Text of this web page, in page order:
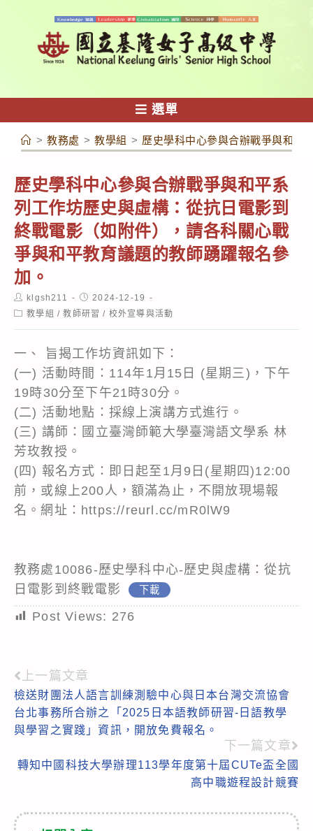
容
選單
> 教務處 > 教學組 > 歷史學科中心參與合辦戰爭與和平
歷史學科中心參與合辦戰爭與和平系
列工作坊歷史與虛構：從抗日電影到
終戰電影（如附件），請各科關心戰
爭與和平教育議題的教師踴躍報名參
加。
Post
author:
klgsh211
Post
published:
2024-12-19
Post教學組 / 教師研習 / 校外宣導與活動
一、 旨揭工作坊資訊如下：
(一) 活動時間：114年1月15日 (星期三)，下午
19時30分至下午21時30分。
(二) 活動地點：採線上演講方式進行。
(三) 講師：國立臺灣師範大學臺灣語文學系 林
芳玫教授。
(四) 報名方式：即日起至1月9日(星期四)12:00
前，或線上200人，額滿為止，不開放現場報
名。網址：https://reurl.cc/mR0lW9
教務處10086-歷史學科中心-歷史與虛構：從抗
日電影到終戰電影
下載
Post Views: 276
Read
more
articles
上一篇文章
檢送財團法人語言訓練測驗中心與日本台灣交流協會
台北事務所合辦之「2025日本語教師研習-日語教學
與學習之實踐」資訊，開放免費報名。
下一篇文章
轉知中國科技大學辦理113學年度第十屆CUTe盃全國
高中職遊程設計競賽